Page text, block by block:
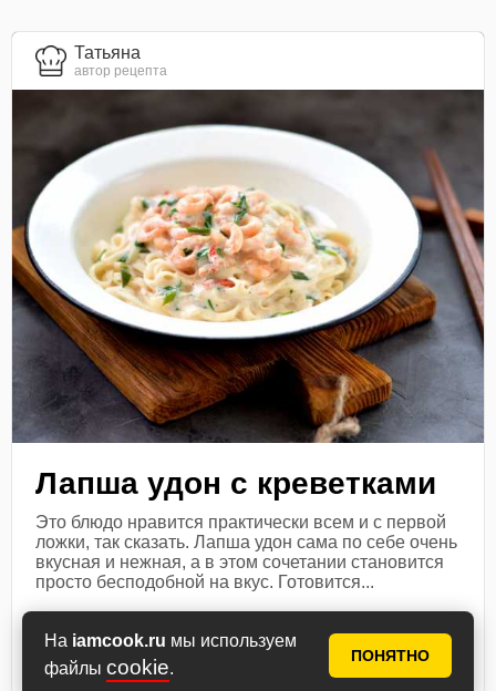
На iamcook.ru мы используем
файлы cookie.
ПОНЯТНО
Татьяна
автор рецепта
Лапша удон с креветками
Это блюдо нравится практически всем и с первой
ложки, так сказать. Лапша удон сама по себе очень
вкусная и нежная, а в этом сочетании становится
просто бесподобной на вкус. Готовится...
В книгу рецептов В планнер